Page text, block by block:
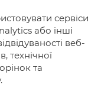
сервіси
або інші
веб-
технічної
та